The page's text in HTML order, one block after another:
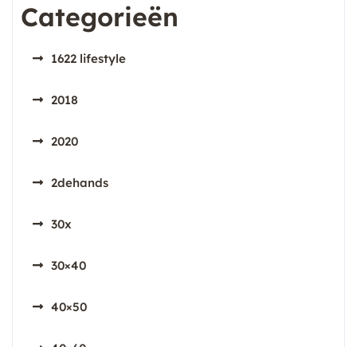
Categorieën
1622 lifestyle
2018
2020
2dehands
30x
30×40
40×50